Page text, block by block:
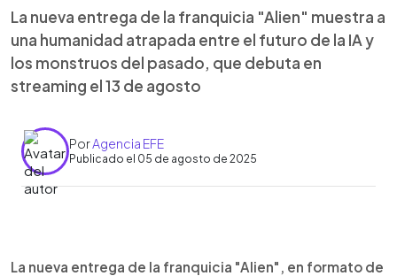
La nueva entrega de la franquicia "Alien" muestra a
una humanidad atrapada entre el futuro de la IA y
los monstruos del pasado, que debuta en
streaming el 13 de agosto
PorAgencia EFE
Publicado el 05 de agosto de 2025
Escuchar artículo
La nueva entrega de la franquicia "Alien", en formato de